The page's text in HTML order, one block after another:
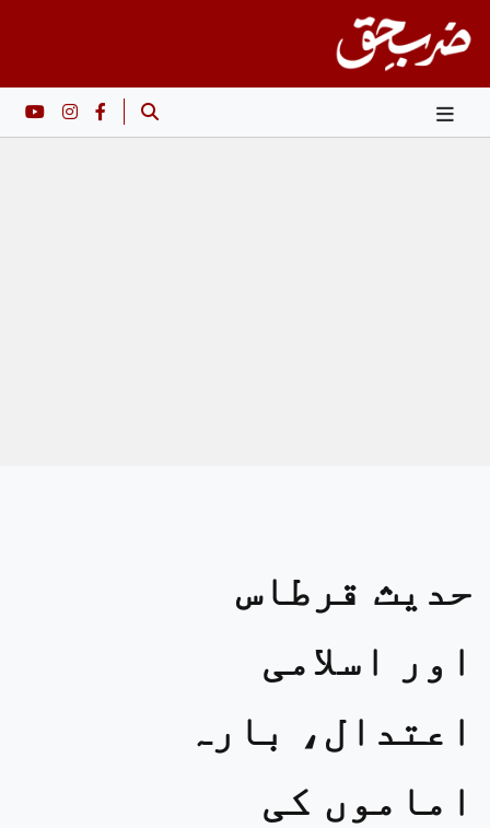
content
حدیث قرطاس
اور اسلامی
اعتدال، بارہ
اماموں کی